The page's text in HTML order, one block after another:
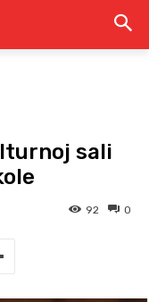
sali
0
92